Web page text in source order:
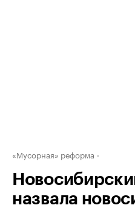
«Мусорная» реформа
назвала